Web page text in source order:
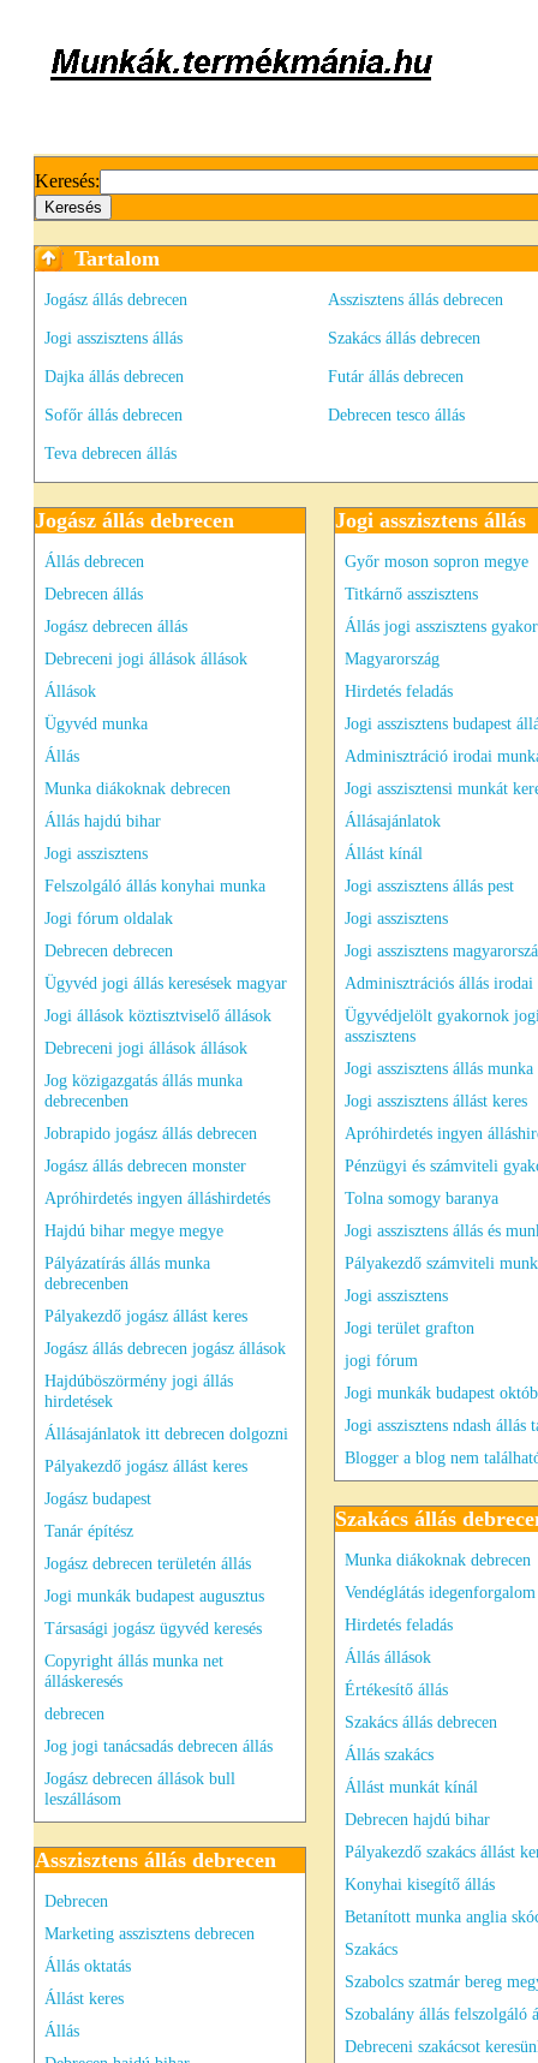
Keresés:
Tartalom
Jogász állás debrecen
Asszisztens állás debrecen
Jogi asszisztens állás
Szakács állás debrecen
Dajka állás debrecen
Futár állás debrecen
Sofőr állás debrecen
Debrecen tesco állás
Teva debrecen állás
Jogász állás debrecen
Állás debrecen
Debrecen állás
Jogász debrecen állás
Debreceni jogi állások állások
Állások
Ügyvéd munka
Állás
Munka diákoknak debrecen
Állás hajdú bihar
Jogi asszisztens
Felszolgáló állás konyhai munka
Jogi fórum oldalak
Debrecen debrecen
Ügyvéd jogi állás keresések magyar
Jogi állások köztisztviselő állások
Debreceni jogi állások állások
Jog közigazgatás állás munka
debrecenben
Jobrapido jogász állás debrecen
Jogász állás debrecen monster
Apróhirdetés ingyen álláshirdetés
Hajdú bihar megye megye
Pályázatírás állás munka
debrecenben
Pályakezdő jogász állást keres
Jogász állás debrecen jogász állások
Hajdúböszörmény jogi állás
hirdetések
Állásajánlatok itt debrecen dolgozni
Pályakezdő jogász állást keres
Jogász budapest
Tanár építész
Jogász debrecen területén állás
Jogi munkák budapest augusztus
Társasági jogász ügyvéd keresés
Copyright állás munka net
álláskeresés
debrecen
Jog jogi tanácsadás debrecen állás
Jogász debrecen állások bull
leszállásom
Asszisztens állás debrecen
Debrecen
Marketing asszisztens debrecen
Állás oktatás
Állást keres
Állás
Jogi asszisztens állás
Győr moson sopron megye
Titkárnő asszisztens
Állás jogi asszisztens
Magyarország
Hirdetés feladás
Jogi asszisztens budapest
Adminisztráció irodai
Jogi asszisztensi munkát
Állásajánlatok
Állást kínál
Jogi asszisztens állás pest
Jogi asszisztens
Jogi asszisztens
Adminisztrációs állás irodai
Ügyvédjelölt gyakornok
asszisztens
Jogi asszisztens állás
Jogi asszisztens állást keres
Apróhirdetés ingyen
Pénzügyi és számviteli
Tolna somogy baranya
Jogi asszisztens állás és
Pályakezdő számviteli
Jogi asszisztens
Jogi terület grafton
jogi fórum
Jogi munkák budapest
Jogi asszisztens ndash állás
Blogger a blog nem
Szakács állás
Munka diákoknak debrecen
Vendéglátás
Hirdetés feladás
Állás állások
Értékesítő állás
Szakács állás debrecen
Állás szakács
Állást munkát kínál
Debrecen hajdú bihar
Pályakezdő szakács állást
Konyhai kisegítő állás
Betanított munka anglia
Szakács
Szabolcs szatmár bereg
Szobalány állás felszolgáló
Debreceni szakácsot